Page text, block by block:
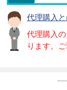
代理購入
代理購入
ります。